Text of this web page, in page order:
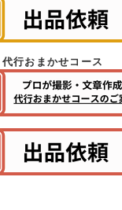
代行おまかせコース